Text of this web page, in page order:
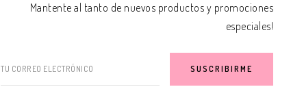
Mantente al tanto de nuevos productos y promociones
especiales!
TU CORREO ELECTRÓNICO